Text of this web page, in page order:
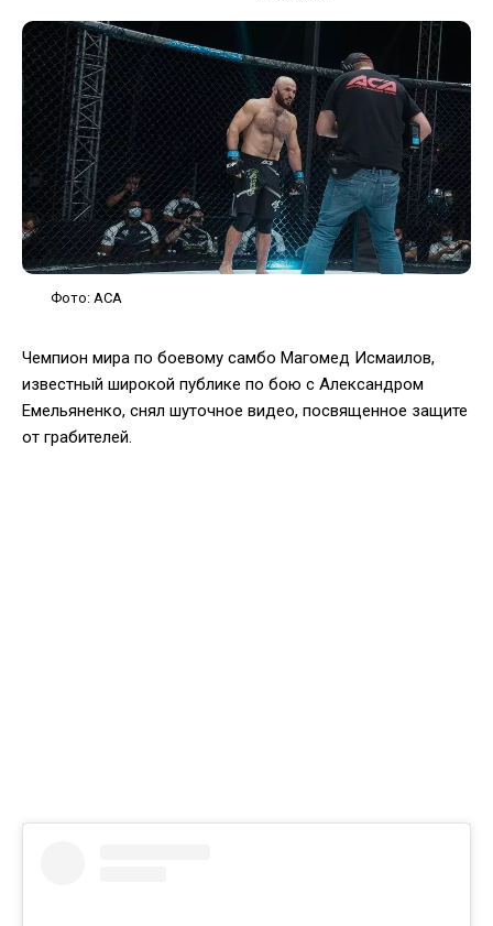
Фото: ACA
Чемпион мира по боевому самбо Магомед Исмаилов,
известный широкой публике по бою с Александром
Емельяненко, снял шуточное видео, посвященное защите
от грабителей.